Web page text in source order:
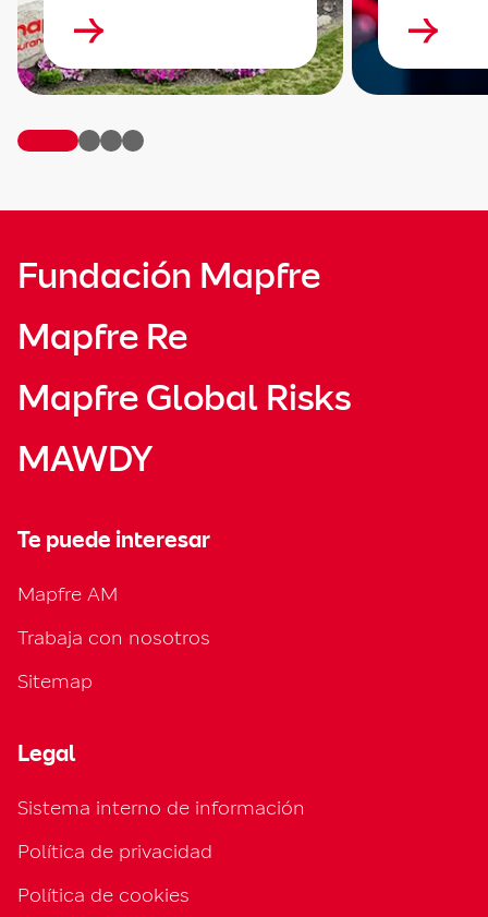
Fundación Mapfre
Mapfre Re
Mapfre Global Risks
MAWDY
Te puede interesar
Mapfre AM
Trabaja con nosotros
Sitemap
Legal
Sistema interno de información
Política de privacidad
Política de cookies